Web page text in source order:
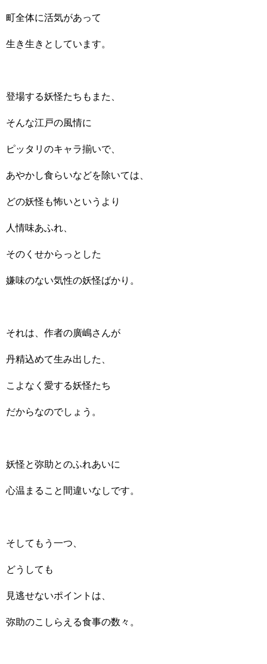
町全体に活気があって
生き生きとしています。
登場する妖怪たちもまた、
そんな江戸の風情に
ピッタリのキャラ揃いで、
あやかし食らいなどを除いては、
どの妖怪も怖いというより
人情味あふれ、
そのくせからっとした
嫌味のない気性の妖怪ばかり。
それは、作者の廣嶋さんが
丹精込めて生み出した、
こよなく愛する妖怪たち
だからなのでしょう。
妖怪と弥助とのふれあいに
心温まること間違いなしです。
そしてもう一つ、
どうしても
見逃せないポイントは、
弥助のこしらえる食事の数々。